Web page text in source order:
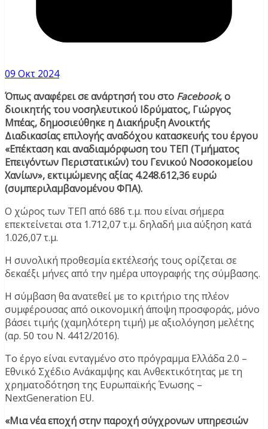
09 Οκτ 2024
Όπως αναφέρει σε ανάρτησή του στο Facebook, ο
διοικητής του νοσηλευτικού Ιδρύματος, Γιώργος
Μπέας, δημοσιεύθηκε η Διακήρυξη Ανοικτής
Διαδικασίας επιλογής αναδόχου κατασκευής του έργου
«Επέκταση και αναδιαμόρφωση του ΤΕΠ (Τμήματος
Επειγόντων Περιστατικών) του Γενικού Νοσοκομείου
Χανίων», εκτιμώμενης αξίας 4.248.612,36 ευρώ
(συμπεριλαμβανομένου ΦΠΑ).
Ο χώρος των ΤΕΠ από 686 τ.μ. που είναι σήμερα
επεκτείνεται στα 1.712,07 τ.μ. δηλαδή μια αύξηση κατά
1.026,07 τ.μ.
Η συνολική προθεσμία εκτέλεσής τους ορίζεται σε
δεκαέξι μήνες από την ημέρα υπογραφής της σύμβασης.
Η σύμβαση θα ανατεθεί με το κριτήριο της πλέον
συμφέρουσας από οικονομική άποψη προσφοράς, μόνο
βάσει τιμής (χαμηλότερη τιμή) με αξιολόγηση μελέτης
(αρ. 50 του Ν. 4412/2016).
Το έργο είναι ενταγμένο στο πρόγραμμα Ελλάδα 2.0 –
Εθνικό Σχέδιο Ανάκαμψης και Ανθεκτικότητας με τη
χρηματοδότηση της Ευρωπαϊκής Ένωσης –
NextGeneration EU.
«Μια νέα εποχή στην παροχή σύγχρονων υπηρεσιών